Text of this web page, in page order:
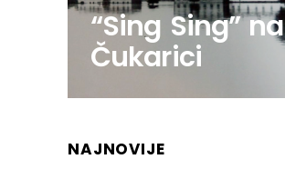
“Sing Sing” na
Čukarici
NAJNOVIJE